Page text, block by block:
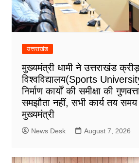
उत्तराखंड
मुख्यमंत्री धामी ने उत्तराखंड
विश्वविद्यालय(Sports
निर्माण कार्यों की समीक्षा की
समझौता नहीं, सभी कार्य तय समय
मुख्यमंत्री
News Desk August 7, 2026